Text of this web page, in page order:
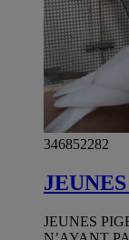
346852282
JEUNES